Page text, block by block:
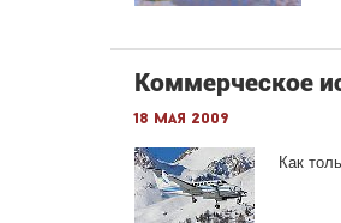
Коммерческое
18 мая 2009
Как